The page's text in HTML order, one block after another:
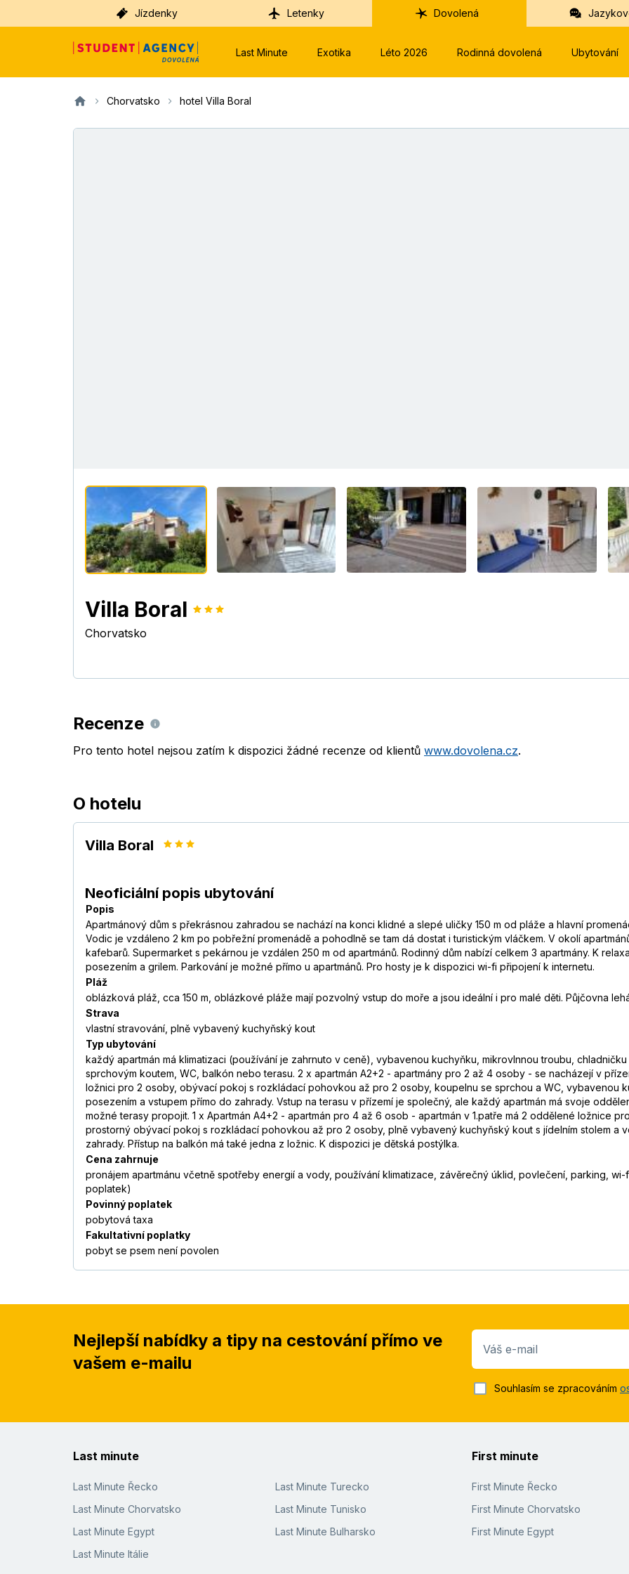
Jízdenky Letenky Dovolená
Last Minute Exotika Léto 2026 Rodinná dovolená Ubytování
Chorvatsko hotel Villa Boral
Villa Boral
Chorvatsko
Recenze
Pro tento hotel nejsou zatím k dispozici žádné recenze od klientů www.dovolena.cz.
O hotelu
Villa Boral
Neoficiální popis ubytování
Popis
Apartmánový dům s překrásnou zahradou se nachází na konci klidné a slepé uličky 150 m od pláže a hlavní
Vodic je vzdáleno 2 km po pobřežní promenádě a pohodlně se tam dá dostat i turistickým vláčkem. V okolí
kafebarů. Supermarket s pekárnou je vzdálen 250 m od apartmánů. Rodinný dům nabízí celkem 3 apartmány. K
posezením a grilem. Parkování je možné přímo u apartmánů. Pro hosty je k dispozici wi-fi připojení k internetu.
Pláž
oblázková pláž, cca 150 m, oblázkové pláže mají pozvolný vstup do moře a jsou ideální i pro malé děti. Půjčovna
Strava
vlastní stravování, plně vybavený kuchyňský kout
Typ ubytování
každý apartmán má klimatizaci (používání je zahrnuto v ceně), vybavenou kuchyňku, mikrovlnnou troubu,
sprchovým koutem, WC, balkón nebo terasu. 2 x apartmán A2+2 - apartmány pro 2 až 4 osoby - se nacházejí v
ložnici pro 2 osoby, obývací pokoj s rozkládací pohovkou až pro 2 osoby, koupelnu se sprchou a WC, vybavenou
posezením a vstupem přímo do zahrady. Vstup na terasu v přízemí je společný, ale každý apartmán má svoje
možné terasy propojit. 1 x Apartmán A4+2 - apartmán pro 4 až 6 osob - apartmán v 1.patře má 2 oddělené ložnice
prostorný obývací pokoj s rozkládací pohovkou až pro 2 osoby, plně vybavený kuchyňský kout s jídelním stolem a
zahrady. Přístup na balkón má také jedna z ložnic. K dispozici je dětská postýlka.
Cena zahrnuje
pronájem apartmánu včetně spotřeby energií a vody, používání klimatizace, závěrečný úklid, povlečení, parking,
poplatek)
Povinný poplatek
pobytová taxa
Fakultativní poplatky
pobyt se psem není povolen
Nejlepší nabídky a tipy na cestování přímo ve
vašem e-mailu
Váš e-mail
Souhlasím se zpracováním
Last minute
Last Minute Řecko
Last Minute Chorvatsko
Last Minute Egypt
Last Minute Itálie
Last Minute Turecko
Last Minute Tunisko
Last Minute Bulharsko
First minute
First Minute Řecko
First Minute Chorvatsko
First Minute Egypt